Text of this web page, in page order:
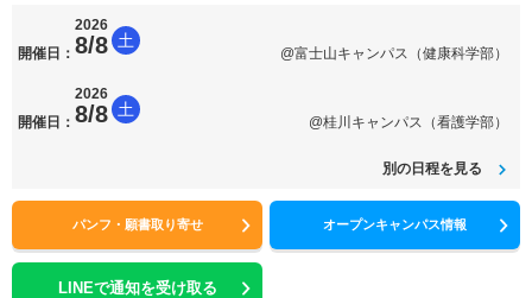
開催日：
2026
8/8 土
@富士山キャンパス（健康科学部）
開催日：
2026
8/8 土
@桂川キャンパス（看護学部）
別の日程を見る
パンフ・願書取り寄せ オープンキャンパス情報
LINEで通知を受け取る